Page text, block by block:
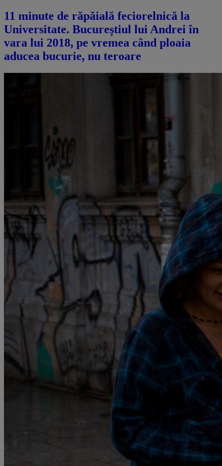
11 minute de răpăială feciorelnică la
Universitate. Bucureștiul lui Andrei în
vara lui 2018, pe vremea când ploaia
aducea bucurie, nu teroare